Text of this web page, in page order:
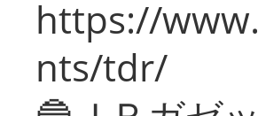
https://
nts/tdr/